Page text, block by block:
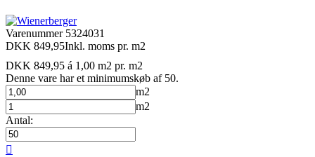
Varenummer 5324031
DKK 849,95Inkl. moms pr. m2
DKK 849,95 á 1,00 m2 pr. m2
Denne vare har et minimumskøb af 50.
m2
m2
Antal:
